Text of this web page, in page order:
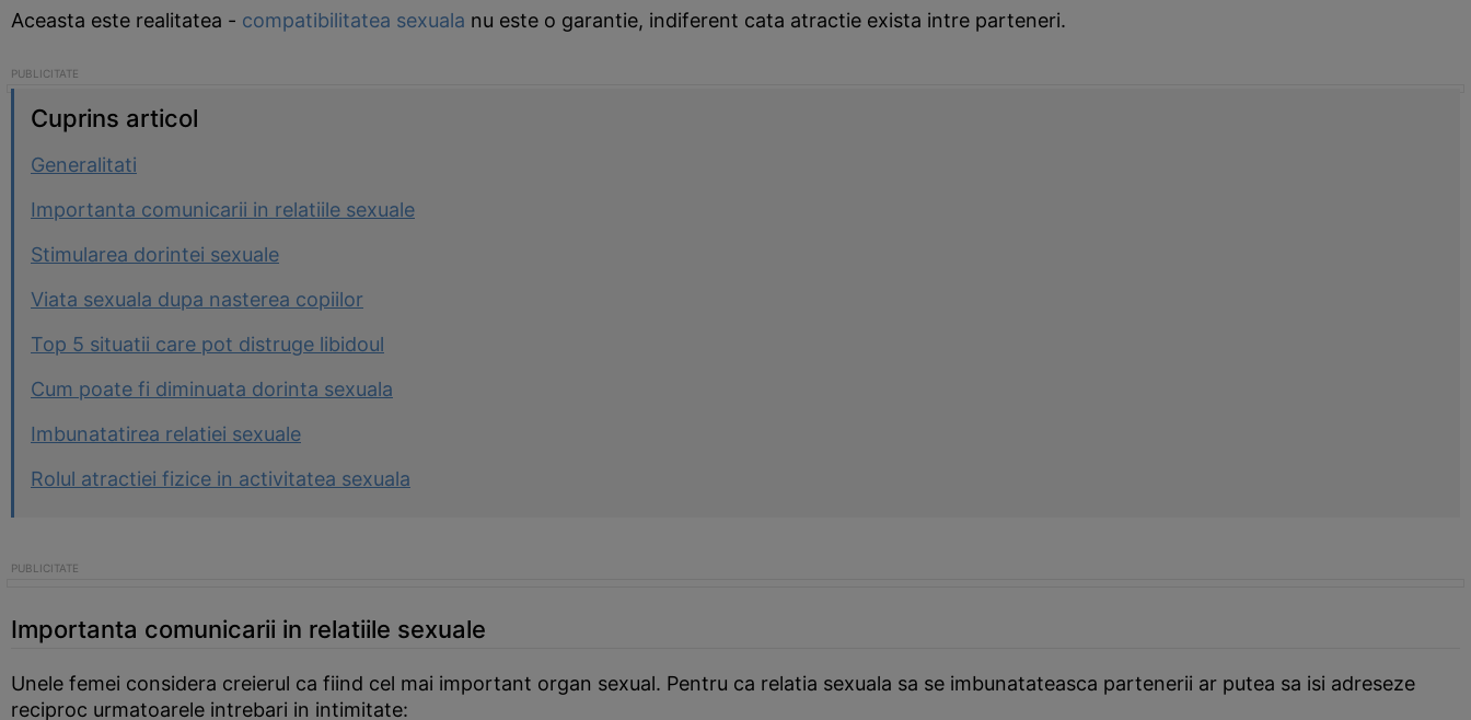
Aceasta este realitatea - compatibilitatea sexuala nu este o garantie, indiferent cata atractie exista intre parteneri.
Cuprins articol
Generalitati
Importanta comunicarii in relatiile sexuale
Stimularea dorintei sexuale
Viata sexuala dupa nasterea copiilor
Top 5 situatii care pot distruge libidoul
Cum poate fi diminuata dorinta sexuala
Imbunatatirea relatiei sexuale
Rolul atractiei fizice in activitatea sexuala
Importanta comunicarii in relatiile sexuale
Unele femei considera creierul ca fiind cel mai important organ sexual. Pentru ca relatia sexuala sa se imbunatateasca partenerii ar putea sa isi adreseze
reciproc urmatoarele intrebari in intimitate: